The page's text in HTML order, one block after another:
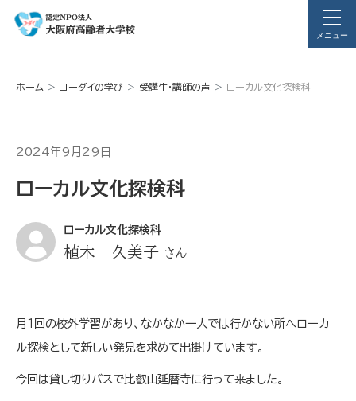
メニュー
ホーム コーダイの学び 受講生・講師の声 ローカル文化探検科
2024年9月29日
ローカル文化探検科
ローカル文化探検科
植木 久美子 さん
月１回の校外学習があり、なかなか一人では行かない所へローカ
ル探検として新しい発見を求めて出掛けています。
今回は貸し切りバスで比叡山延暦寺に行って来ました。